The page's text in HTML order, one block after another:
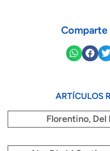
ARTÍCULOS
Florentino, Del